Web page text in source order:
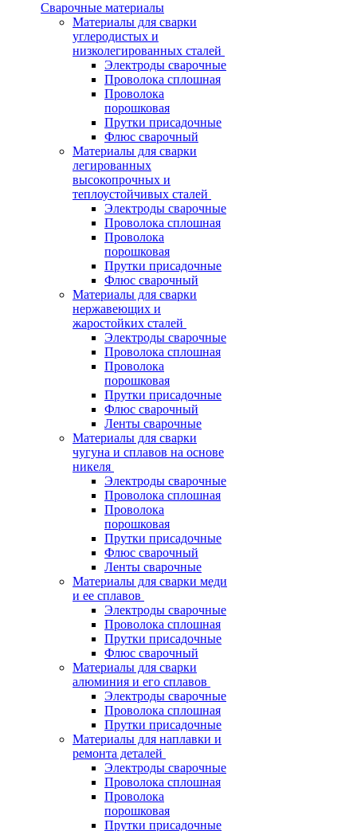
Сварочные материалы
Материалы для сварки
углеродистых и
низколегированных сталей
Электроды сварочные
Проволока сплошная
Проволока
порошковая
Прутки присадочные
Флюс сварочный
Материалы для сварки
легированных
высокопрочных и
теплоустойчивых сталей
Электроды сварочные
Проволока сплошная
Проволока
порошковая
Прутки присадочные
Флюс сварочный
Материалы для сварки
нержавеющих и
жаростойких сталей
Электроды сварочные
Проволока сплошная
Проволока
порошковая
Прутки присадочные
Флюс сварочный
Ленты сварочные
Материалы для сварки
чугуна и сплавов на основе
никеля
Электроды сварочные
Проволока сплошная
Проволока
порошковая
Прутки присадочные
Флюс сварочный
Ленты сварочные
Материалы для сварки меди
и ее сплавов
Электроды сварочные
Проволока сплошная
Прутки присадочные
Флюс сварочный
Материалы для сварки
алюминия и его сплавов
Электроды сварочные
Проволока сплошная
Прутки присадочные
Материалы для наплавки и
ремонта деталей
Электроды сварочные
Проволока сплошная
Проволока
порошковая
Прутки присадочные